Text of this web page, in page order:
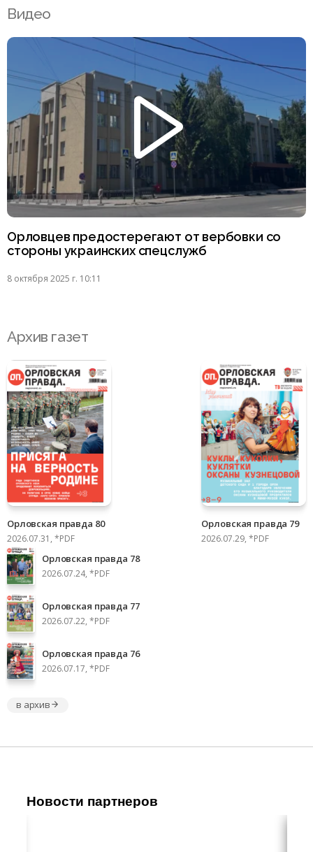
Видео
Орловцев предостерегают от вербовки со
стороны украинских спецслужб
8 октября 2025 г. 10:11
Архив газет
Орловская правда 80
2026.07.31, *PDF
Орловская правда 79
2026.07.29, *PDF
Орловская правда 78
2026.07.24, *PDF
Орловская правда 77
2026.07.22, *PDF
Орловская правда 76
2026.07.17, *PDF
в архив
Новости партнеров